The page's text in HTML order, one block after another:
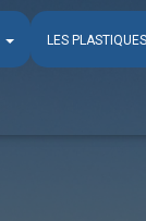
LES PLASTIQUES